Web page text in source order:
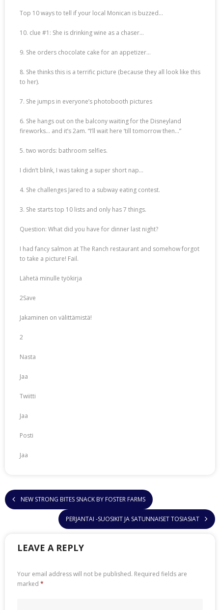
Top 10 ways to tell if your local Monican is buzzed…
10. clue #1: She is drinking wine as a chaser…
9. She orders chocolate cake for an appetizer…
8. She thinks this is a terrific picture (because they all look like this
to her).
7. She jumps in everyone’s photobooth pictures
6. She hangs out on the balcony waiting for the Disneyland
fireworks… and it’s 2am. “I’ll wait here ‘till tomorrow then…”
5. two words: bathroom selfies.
I didn’t blink, I was taking a super short nap…
4. She challenges Jared to a subway eating contest.
3. She starts top 10 lists and only has 7 things.
Question: What did you have for dinner last night?
I had fancy salmon at The Ranch restaurant and somehow forgot
to take a picture! Fail.
Lähetä minulle työkirja
2Save
Jakaminen on välittämistä!
2
Nasta
Jaa
Twiitti
Jaa
Posti
Jaa
NEW STRONG BITES SNACK BY FOSTER FARMS
PERJANTAI -SUOSIKIT JA SATUNNAISET TOSIASIAT
LEAVE A REPLY
Your email address will not be published. Required fields are
marked *